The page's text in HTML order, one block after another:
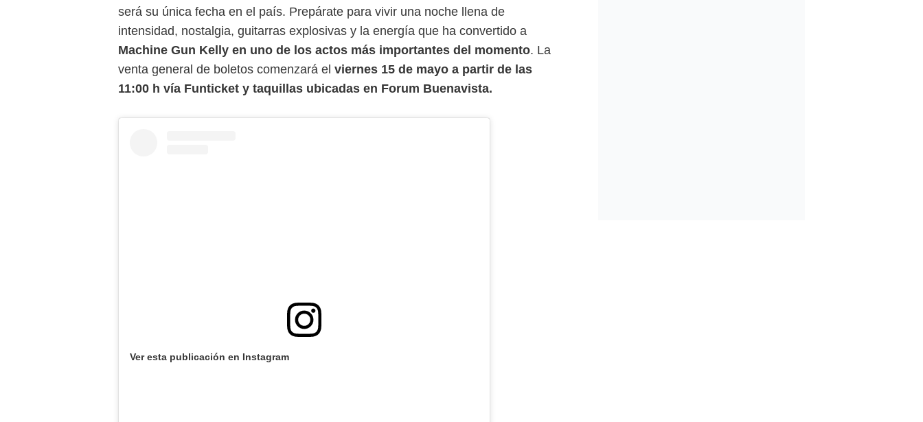
será su única fecha en el país. Prepárate para vivir una noche llena de
intensidad, nostalgia, guitarras explosivas y la energía que ha convertido a
Machine Gun Kelly en uno de los actos más importantes del momento. La
venta general de boletos comenzará el viernes 15 de mayo a partir de las
11:00 h vía Funticket y taquillas ubicadas en Forum Buenavista.
Ver esta publicación en Instagram